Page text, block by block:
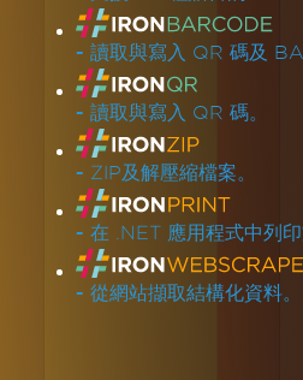
- 讀取與寫入 QR 碼及
- 讀取與寫入 QR 碼。
- ZIP及解壓縮檔案。
- 在 .NET 應用程式中列印
- 從網站擷取結構化資料。